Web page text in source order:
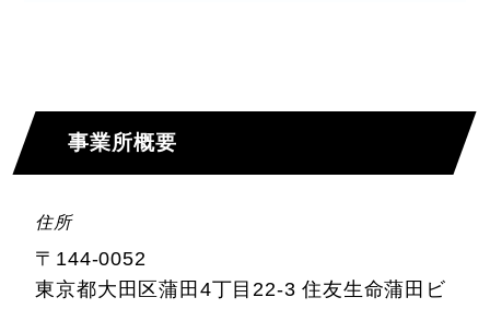
事業所概要
住所
〒144-0052
東京都大田区蒲田4丁目22-3 住友生命蒲田ビ